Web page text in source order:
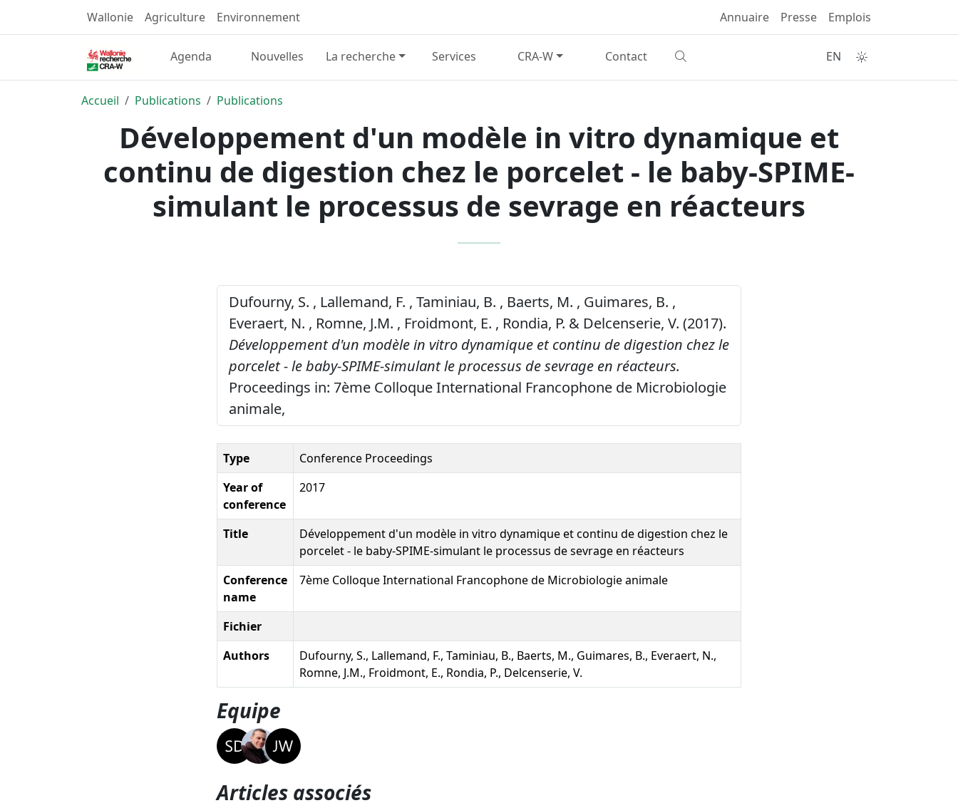
Wallonie Agriculture Environnement Annuaire Presse Emplois
Agenda Nouvelles La recherche Services CRA-W Contact EN
Accueil Publications Publications
Développement d'un modèle in vitro dynamique et
continu de digestion chez le porcelet - le baby-SPIME-
simulant le processus de sevrage en réacteurs
Dufourny, S. , Lallemand, F. , Taminiau, B. , Baerts, M. , Guimares, B. ,
Everaert, N. , Romne, J.M. , Froidmont, E. , Rondia, P. & Delcenserie, V. (2017).
Développement d'un modèle in vitro dynamique et continu de digestion chez le
porcelet - le baby-SPIME-simulant le processus de sevrage en réacteurs.
Proceedings in: 7ème Colloque International Francophone de Microbiologie
animale,
Type
Conference Proceedings
Year of
conference
2017
Title
Développement d'un modèle in vitro dynamique et continu de digestion chez le
porcelet - le baby-SPIME-simulant le processus de sevrage en réacteurs
Conference
name
7ème Colloque International Francophone de Microbiologie animale
Fichier
Authors
Dufourny, S., Lallemand, F., Taminiau, B., Baerts, M., Guimares, B., Everaert, N.,
Romne, J.M., Froidmont, E., Rondia, P., Delcenserie, V.
Equipe
Articles associés